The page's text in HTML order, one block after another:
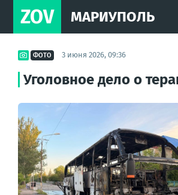
ZOV МАРИУПОЛЬ
ФОТО 3 июня 2026, 09:36
Уголовное дело о